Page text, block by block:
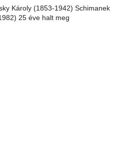
Károly (1853-1942) Schimanek
25 éve halt meg